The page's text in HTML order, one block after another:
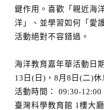
鍵作用。喜歡「親近海
洋」、並學習如何「愛
活動絕對不容錯過。
海洋教育嘉年華活動日
13日(日)，8月8日(二)休
活動時間： 09:30-12:00
臺灣科學教育館 1樓大廳